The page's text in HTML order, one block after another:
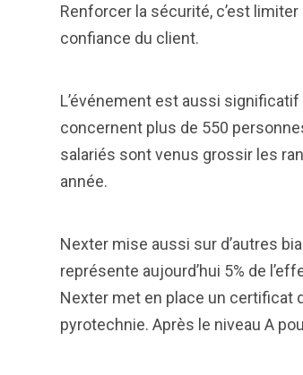
Renforcer la sécurité, c’est
confiance du client.
L’événement est aussi
concernent plus de 550
salariés sont venus grossir les
année.
Nexter mise aussi sur d’autres
représente aujourd’hui 5% de
Nexter met en place un certificat
pyrotechnie. Après le niveau A